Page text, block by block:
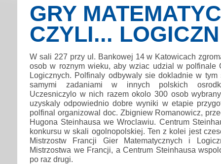
GRY
CZYLI...
W sali 227 przy ul. Bankowej 14 w Katowicach
osob w roznym wieku, aby wziac udzial w polfinale
Logicznych. Polfinaly odbywaly sie dokladnie w
samymi zadaniami w innych polskich
Uczesniczylo w nich razem okolo 300 osob
uzyskaly odpowiednio dobre wyniki w etapie
polfinal organizowal doc. Zbigniew Romanowicz,
Hugona Steinhausa we Wroclawiu. Centrum
konkursu w skali ogolnopolskiej. Ten z kolei jest
Mistrzostw Francji Gier Matematycznych i
Mistrzostwa we Francji, a Centrum Steinhausa
po raz drugi.